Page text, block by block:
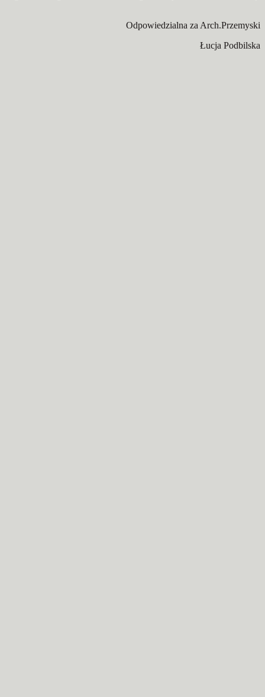
Odpowiedzialna za Arch.Przemyski
Łucja Podbilska